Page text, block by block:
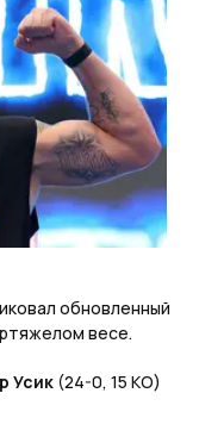
обновленный
весе.
Усик (24-0, 15 KO)